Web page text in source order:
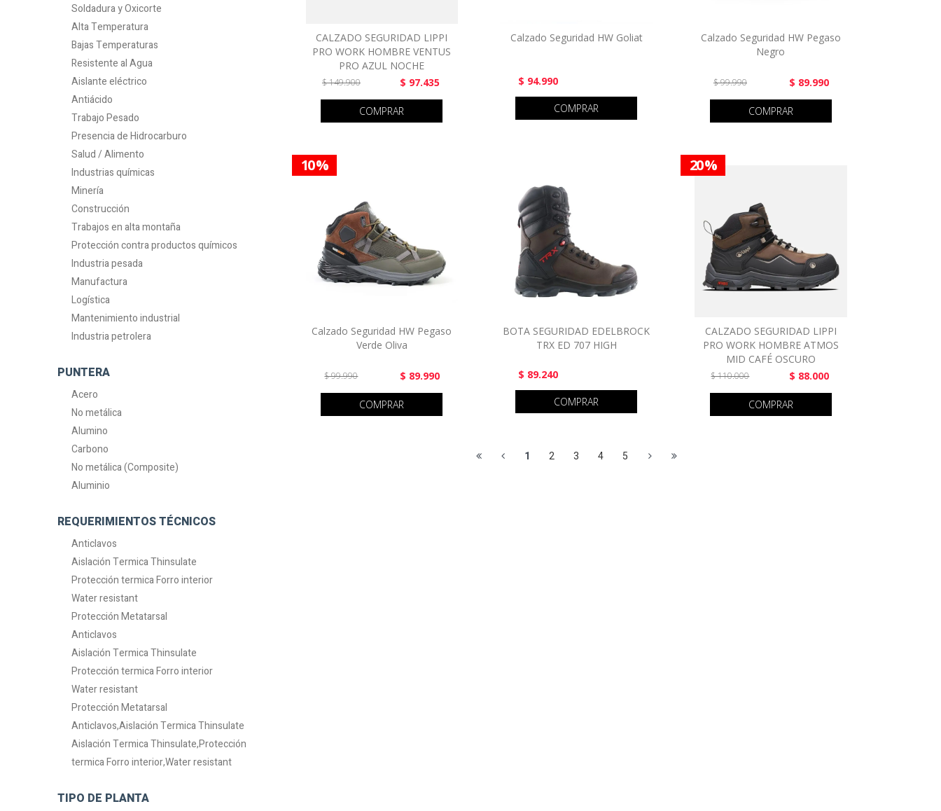
Soldadura y Oxicorte
Alta Temperatura
Bajas Temperaturas
Resistente al Agua
Aislante eléctrico
Antiácido
Trabajo Pesado
Presencia de Hidrocarburo
Salud / Alimento
Industrias químicas
Minería
Construcción
Trabajos en alta montaña
Protección contra productos químicos
Industria pesada
Manufactura
Logística
Mantenimiento industrial
Industria petrolera
PUNTERA
Acero
No metálica
Alumino
Carbono
No metálica (Composite)
Aluminio
REQUERIMIENTOS TÉCNICOS
Anticlavos
Aislación Termica Thinsulate
Protección termica Forro interior
Water resistant
Protección Metatarsal
Anticlavos
Aislación Termica Thinsulate
Protección termica Forro interior
Water resistant
Protección Metatarsal
Anticlavos,Aislación Termica Thinsulate
Aislación Termica Thinsulate,Protección
termica Forro interior,Water resistant
TIPO DE PLANTA
CALZADO SEGURIDAD LIPPI
PRO WORK HOMBRE VENTUS
PRO AZUL NOCHE
$ 149.900 $ 97.435
COMPRAR
Calzado Seguridad HW Goliat
$ 94.990
COMPRAR
Calzado Seguridad HW Pegaso
Negro
$ 99.990 $ 89.990
COMPRAR
10 %
Calzado Seguridad HW Pegaso
Verde Oliva
$ 99.990 $ 89.990
COMPRAR
BOTA SEGURIDAD EDELBROCK
TRX ED 707 HIGH
$ 89.240
COMPRAR
20 %
CALZADO SEGURIDAD LIPPI
PRO WORK HOMBRE ATMOS
MID CAFÉ OSCURO
$ 110.000 $ 88.000
COMPRAR
1 2 3 4 5